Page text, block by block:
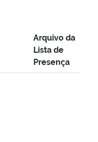
Arquivo da
Lista de
Presença